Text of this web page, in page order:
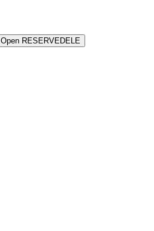
Open RESERVEDELE